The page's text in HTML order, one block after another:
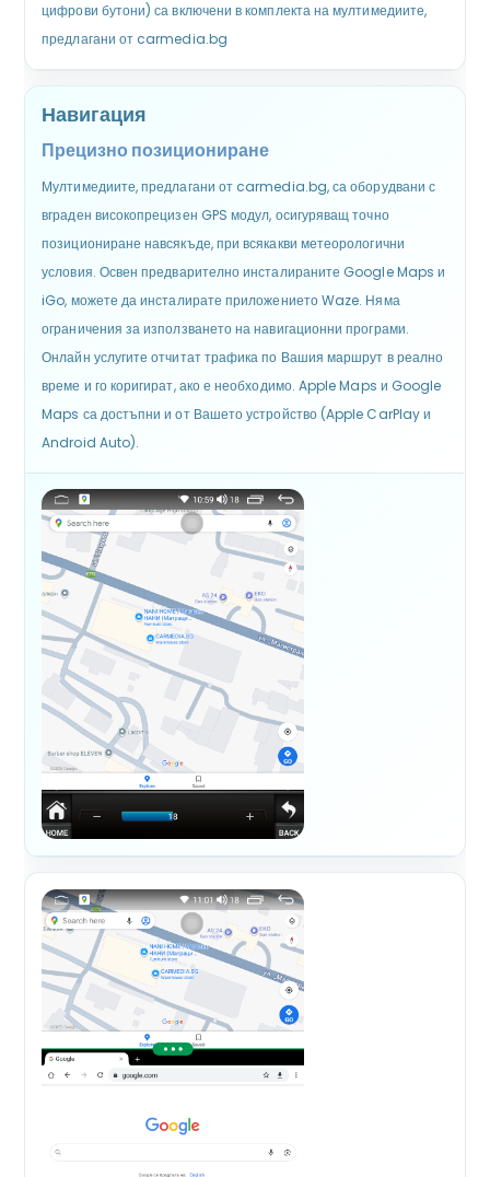
цифрови бутони) са включени в комплекта на мултимедиите,
предлагани от carmedia.bg
Навигация
Прецизно позициониране
Мултимедиите, предлагани от carmedia.bg, са оборудвани с
вграден високопрецизен GPS модул, осигуряващ точно
позициониране навсякъде, при всякакви метеорологични
условия. Освен предварително инсталираните Google Maps и
iGo, можете да инсталирате приложението Waze. Няма
ограничения за използването на навигационни програми.
Онлайн услугите отчитат трафика по Вашия маршрут в реално
време и го коригират, ако е необходимо. Apple Maps и Google
Maps са достъпни и от Вашето устройство (Apple CarPlay и
Android Auto).